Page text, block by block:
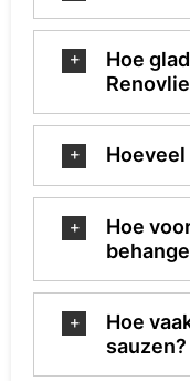
Hoe
Hoe
Hoe
sauzen?